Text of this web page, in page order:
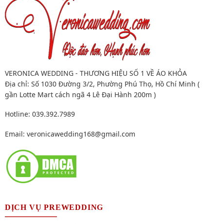
VERONICA WEDDING - THƯƠNG HIỆU SỐ 1 VỀ ÁO KHỎA
Địa chỉ: Số 1030 Đường 3/2, Phường Phú Thọ, Hồ Chí Minh (
gần Lotte Mart cách ngã 4 Lê Đại Hành 200m )
Hotline: 039.392.7989
Email: veronicawedding168@gmail.com
DỊCH VỤ PREWEDDING